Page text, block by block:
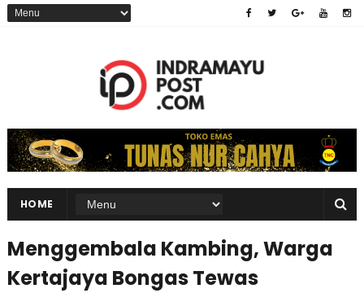
HOME
Menggembala Kambing, Warga
Kertajaya Bongas Tewas